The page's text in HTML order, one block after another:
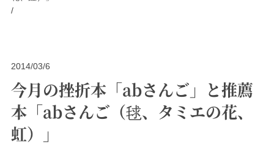
/
2014/03/6
今月の挫折本「abさんご」と推薦
本「abさんご（毬、タミエの花、
虹）」